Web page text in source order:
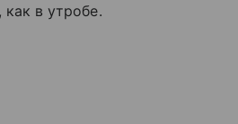
как в утробе.